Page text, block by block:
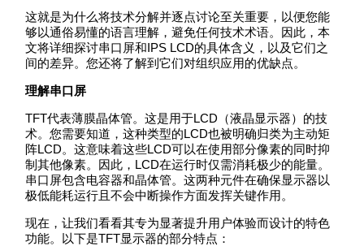
这就是为什么将技术分解并逐点讨论至关重要，以便您能
够以通俗易懂的语言理解，避免任何技术术语。因此，本
文将详细探讨串口屏和IPS LCD的具体含义，以及它们之
间的差异。您还将了解到它们对组织应用的优缺点。
理解串口屏
TFT代表薄膜晶体管。这是用于LCD（液晶显示器）的技
术。您需要知道，这种类型的LCD也被明确归类为主动矩
阵LCD。这意味着这些LCD可以在使用部分像素的同时抑
制其他像素。因此，LCD在运行时仅需消耗极少的能量。
串口屏包含电容器和晶体管。这两种元件在确保显示器以
极低能耗运行且不会中断操作方面发挥关键作用。
现在，让我们看看其专为显著提升用户体验而设计的特色
功能。以下是TFT显示器的部分特点：